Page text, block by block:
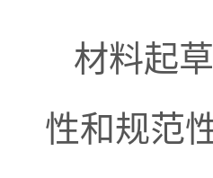
材料起
性和规范